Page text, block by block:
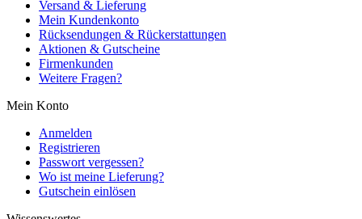
Versand & Lieferung
Mein Kundenkonto
Rücksendungen & Rückerstattungen
Aktionen & Gutscheine
Firmenkunden
Weitere Fragen?
Mein Konto
Anmelden
Registrieren
Passwort vergessen?
Wo ist meine Lieferung?
Gutschein einlösen